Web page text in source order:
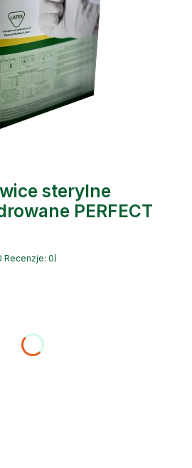
sterylne
PERFECT
Recenzje: 0)
różnić się ceną